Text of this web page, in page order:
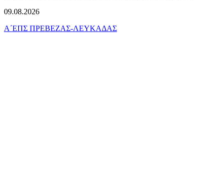
09.08.2026
Α΄ΕΠΣ ΠΡΕΒΕΖΑΣ-ΛΕΥΚΑΔΑΣ